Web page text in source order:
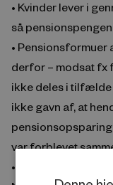
• Kvinder lever i
så
•
derfor – modsat fx
ikke deles i tilfælde
ikke gavn af, at
var forblevet
• Flere kvinder